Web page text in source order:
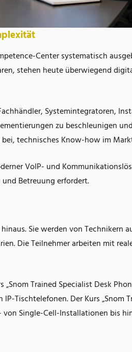
Center systematisch
stehen heute überwiegend
Systemintegratoren,
zu beschleunigen
technisches Know-how im
VoIP- und
Betreuung erfordert.
Sie werden von Technikern
Die Teilnehmer arbeiten mit
Trained Specialist Desk
Tischtelefonen. Der Kurs „Snom
Single-Cell-Installationen bis